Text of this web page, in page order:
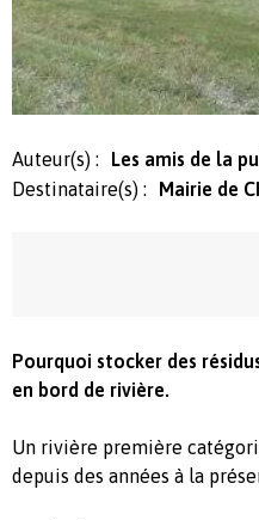
Auteur(s) :
Les amis de la
Destinataire(s) :
Mairie de
Pourquoi stocker des
en bord de rivière.
Un rivière première
depuis des années à la